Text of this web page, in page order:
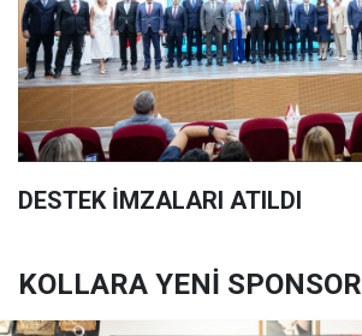
DESTEK İMZALARI ATILDI
KOLLARA YENİ SPONSOR